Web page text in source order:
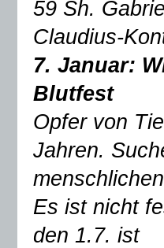
59 Sh.
Claudius-
7. Januar:
Blutfest
Opfer von
Jahren.
Es ist nicht
den 1.7. ist